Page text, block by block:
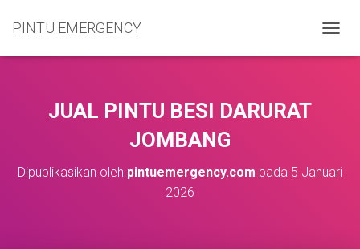
PINTU EMERGENCY
O
I
JUAL PINTU BESI DARURAT
JOMBANG
Dipublikasikan oleh pintuemergency.com pada 5 Januari
2026